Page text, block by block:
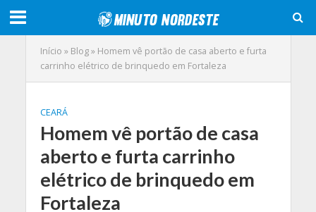
Início » Blog» Homem vê portão de casa aberto e furta
carrinho elétrico de brinquedo em Fortaleza
CEARÁ
Homem vê portão de casa
aberto e furta carrinho
elétrico de brinquedo em
Fortaleza